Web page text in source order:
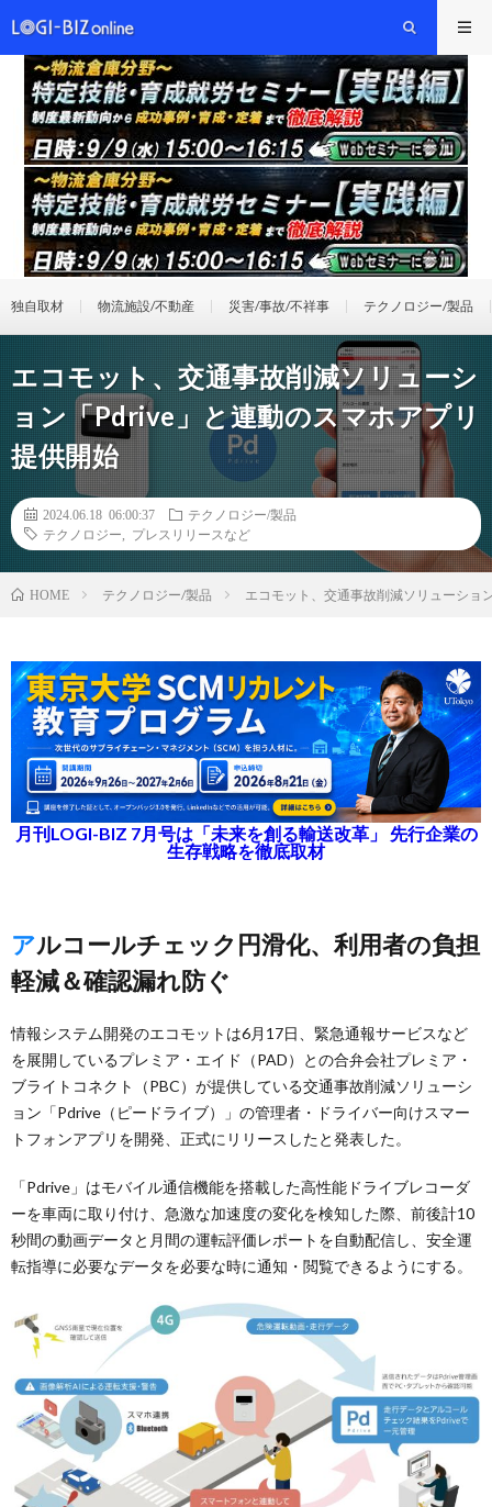
独自取材 物流施設/不動産 災害/事故/不祥事 テクノロジー/製品
エコモット、交通事故削減ソリューシ
ョン「Pdrive」と連動のスマホアプリ
提供開始
2024.06.18 06:00:37
テクノロジー/製品
テクノロジー
プレスリリースなど
HOME テクノロジー/製品 エコモット、交通事故削減ソリューショ
月刊LOGI-BIZ 7月号は「未来を創る輸送改革」 先行企業の
生存戦略を徹底取材
アルコールチェック円滑化、利用者の負担
軽減＆確認漏れ防ぐ
情報システム開発のエコモットは6月17日、緊急通報サービスなど
を展開しているプレミア・エイド（PAD）との合弁会社プレミア・
ブライトコネクト（PBC）が提供している交通事故削減ソリューシ
ョン「Pdrive（ピードライブ）」の管理者・ドライバー向けスマー
トフォンアプリを開発、正式にリリースしたと発表した。
「Pdrive」はモバイル通信機能を搭載した高性能ドライブレコーダ
ーを車両に取り付け、急激な加速度の変化を検知した際、前後計10
秒間の動画データと月間の運転評価レポートを自動配信し、安全運
転指導に必要なデータを必要な時に通知・閲覧できるようにする。